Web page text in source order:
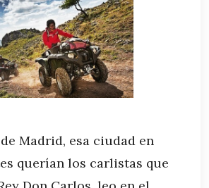
Madrid, esa ciudad en
querían los carlistas que